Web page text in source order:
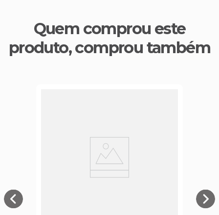
Quem comprou este
produto, comprou também